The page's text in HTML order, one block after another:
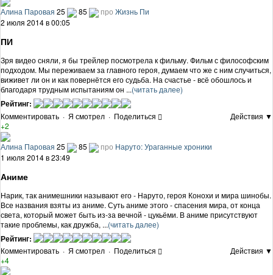
Алина Паровая 25 85 про Жизнь Пи
2 июля 2014 в 00:05
ПИ
Зря видео сняли, я бы трейлер посмотрела к фильму. Фильм с философским
подходом. Мы переживаем за главного героя, думаем что же с ним случиться,
виживет ли он и как повернётся его судьба. На счастье - всё обошлось и
благодаря трудным испытаниям он ...(читать далее)
Рейтинг:
Комментировать · Я смотрел · Поделиться
Действия ▼
+2
Алина Паровая 25 85 про Наруто: Ураганные хроники
1 июля 2014 в 23:49
Аниме
Нарик, так анимешники называют его - Наруто, героя Конохи и мира шинобы.
Все названия взяты из аниме. Суть аниме этого - спасения мира, от конца
света, который может быть из-за вечной - цукьёми. В аниме присутствуют
такие проблемы, как дружба, ...(читать далее)
Рейтинг:
Комментировать · Я смотрел · Поделиться
Действия ▼
+4